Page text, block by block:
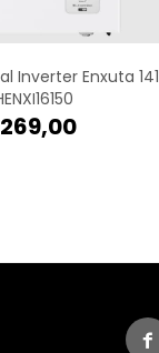
Inverter Enxuta 141
269,00
